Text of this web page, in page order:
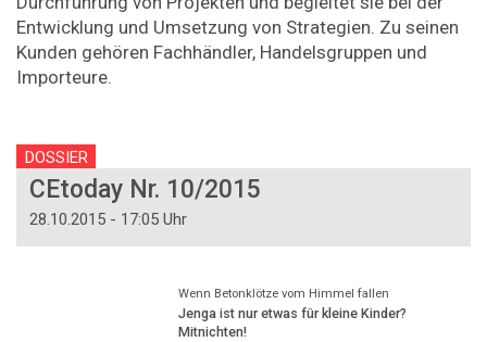
Entwicklung und Umsetzung von Strategien. Zu seinen
Kunden gehören Fachhändler, Handelsgruppen und
Importeure.
DOSSIER
CEtoday Nr. 10/2015
28.10.2015 - 17:05 Uhr
Wenn Betonklötze vom Himmel fallen
Jenga ist nur etwas für kleine Kinder?
Mitnichten!